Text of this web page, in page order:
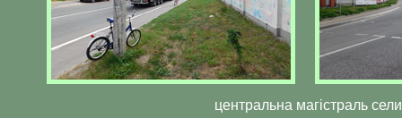
центральна магістраль